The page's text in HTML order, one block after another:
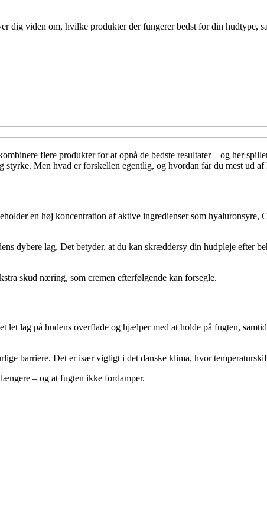
viden om, hvilke produkter der fungerer bedst for din hudtype,
flere produkter for at opnå de bedste resultater – og her
Men hvad er forskellen egentlig, og hvordan får du mest ud
en høj koncentration af aktive ingredienser som hyaluronsyre,
dybere lag. Det betyder, at du kan skræddersy din hudpleje efter
skud næring, som cremen efterfølgende kan forsegle.
lag på hudens overflade og hjælper med at holde på fugten,
barriere. Det er især vigtigt i det danske klima, hvor
– og at fugten ikke fordamper.